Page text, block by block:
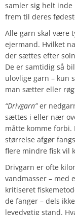
samler sig helt
frem til deres
Alle garn skal være
ejermand. Hvilket
der sættes efter
De er samtidig så
ulovlige garn – kun
man sætter eller
“Drivgarn”er
sættes i eller nær
måtte komme forbi.
størrelse afgør
flere mindre fisk vil
Drivgarn er ofte
vandmasser – med
kritiseret
de fanger – dels
levedygtig stand.